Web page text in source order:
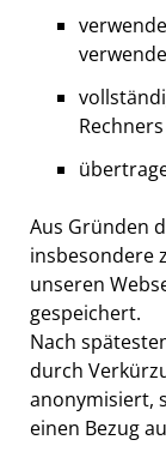
Rechners
Aus Gründen
insbesondere
unseren
gespeichert.
Nach
durch
anonymisiert,
einen Bezug